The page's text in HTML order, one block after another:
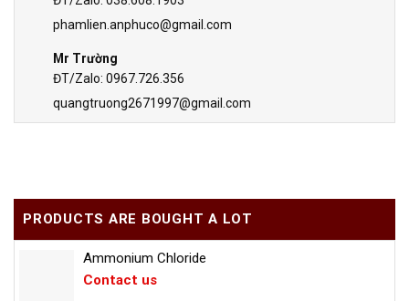
phamlien.anphuco@gmail.com
Mr Trường
ĐT/Zalo: 0967.726.356
quangtruong2671997@gmail.com
PRODUCTS ARE BOUGHT A LOT
Ammonium Chloride
Contact us